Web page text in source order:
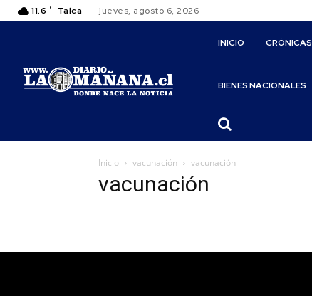
11.6 C Talca jueves, agosto 6, 2026
INICIO CRÓNICAS
BIENES NACIONALES
Inicio vacunación vacunación
vacunación